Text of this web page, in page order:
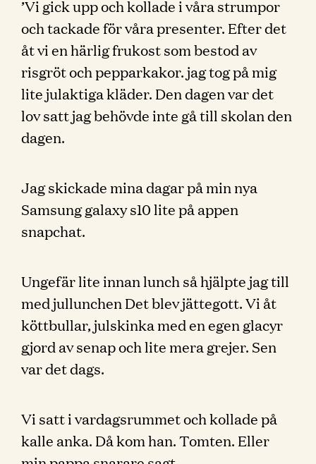
’Vi gick upp och kollade i våra strumpor
och tackade för våra presenter. Efter det
åt vi en härlig frukost som bestod av
risgröt och pepparkakor. jag tog på mig
lite julaktiga kläder. Den dagen var det
lov satt jag behövde inte gå till skolan den
dagen.
Jag skickade mina dagar på min nya
Samsung galaxy s10 lite på appen
snapchat.
Ungefär lite innan lunch så hjälpte jag till
med jullunchen Det blev jättegott. Vi åt
köttbullar, julskinka med en egen glacyr
gjord av senap och lite mera grejer. Sen
var det dags.
Vi satt i vardagsrummet och kollade på
kalle anka. Då kom han. Tomten. Eller